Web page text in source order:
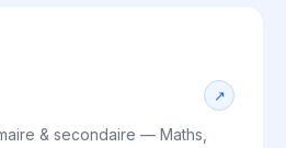
↗
& secondaire — Maths,